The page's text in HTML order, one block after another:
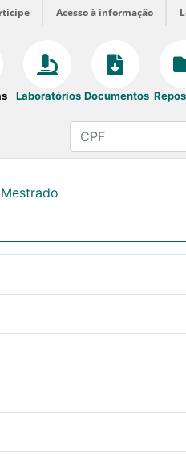
Acesso à informação
Laboratórios Documentos